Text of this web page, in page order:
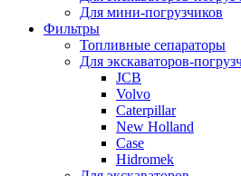
Для мини-погрузчиков
Фильтры
Топливные сепараторы
Для экскаваторов-
JCB
Volvo
Caterpillar
New Holland
Case
Hidromek